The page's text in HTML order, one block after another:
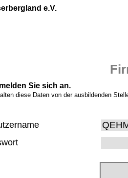
e.V.
Sie sich an.
diese Daten von der ausbildenden